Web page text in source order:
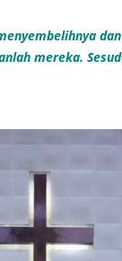
mereka.